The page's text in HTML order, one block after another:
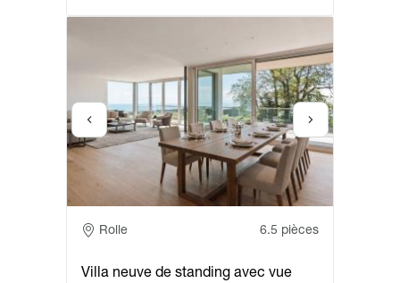
Adresse
Rolle 6.5 pièces
Villa neuve de standing avec vue